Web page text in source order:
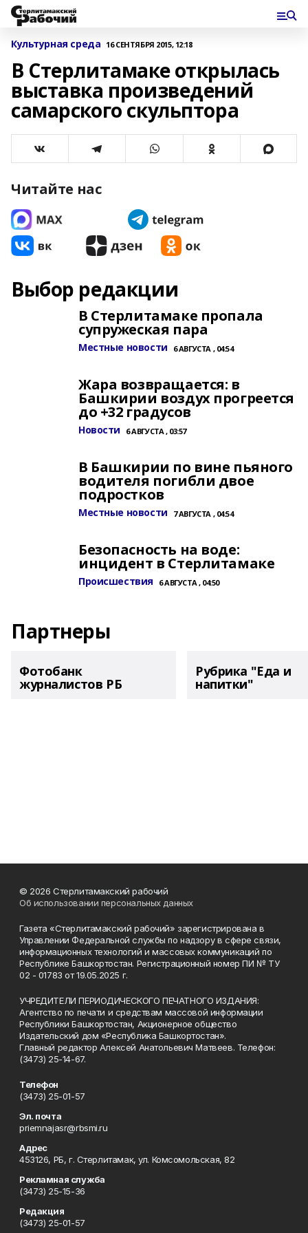
Культурная среда 16 СЕНТЯБРЯ 2015, 12:18
В Стерлитамаке открылась
выставка произведений
самарского скульптора
Читайте нас
Выбор редакции
В Стерлитамаке пропала
супружеская пара
Местные новости 6 АВГУСТА , 04:54
Жара возвращается: в
Башкирии воздух прогреется
до +32 градусов
Новости 6 АВГУСТА , 03:57
В Башкирии по вине пьяного
водителя погибли двое
подростков
Местные новости 7 АВГУСТА , 04:54
Безопасность на воде:
инцидент в Стерлитамаке
Происшествия 6 АВГУСТА , 04:50
Партнеры
Фотобанк
журналистов РБ
Рубрика "Еда и
напитки"
© 2026 Стерлитамакский рабочий
Об использовании персональных данных
Газета «Стерлитамакский рабочий» зарегистрирована в
Управлении Федеральной службы по надзору в сфере связи,
информационных технологий и массовых коммуникаций по
Республике Башкортостан. Регистрационный номер ПИ № ТУ
02 - 01783 от 19.05.2025 г.
УЧРЕДИТЕЛИ ПЕРИОДИЧЕСКОГО ПЕЧАТНОГО ИЗДАНИЯ:
Агентство по печати и средствам массовой информации
Республики Башкортостан, Акционерное общество
Издательский дом «Республика Башкортостан».
Главный редактор Алексей Анатольевич Матвеев. Телефон:
(3473) 25-14-67.
Телефон
(3473) 25-01-57
Эл. почта
priemnajasr@rbsmi.ru
Адрес
453126, РБ, г. Стерлитамак, ул. Комсомольская, 82
Рекламная служба
(3473) 25-15-36
Редакция
(3473) 25-01-57